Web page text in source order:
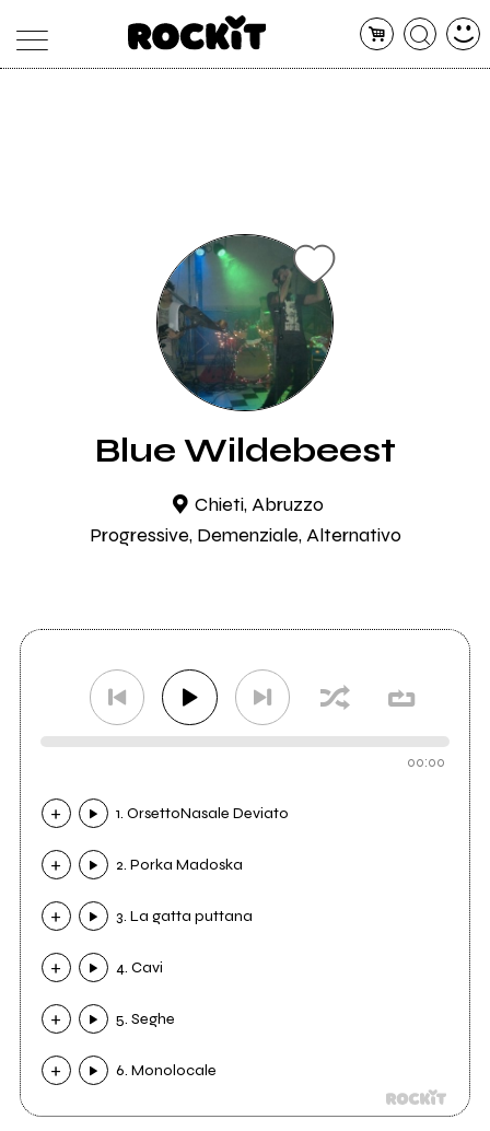
Blue Wildebeest
Chieti, Abruzzo
Progressive, Demenziale, Alternativo
00:00
1. OrsettoNasale Deviato
2. Porka Madoska
3. La gatta puttana
4. Cavi
5. Seghe
6. Monolocale